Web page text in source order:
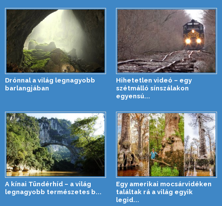
Drónnal a világ legnagyobb
barlangjában
Hihetetlen videó – egy
szétmálló sínszálakon
egyensú...
A kínai Tündérhíd – a világ
legnagyobb természetes b...
Egy amerikai mocsárvidéken
találtak rá a világ egyik
legid...